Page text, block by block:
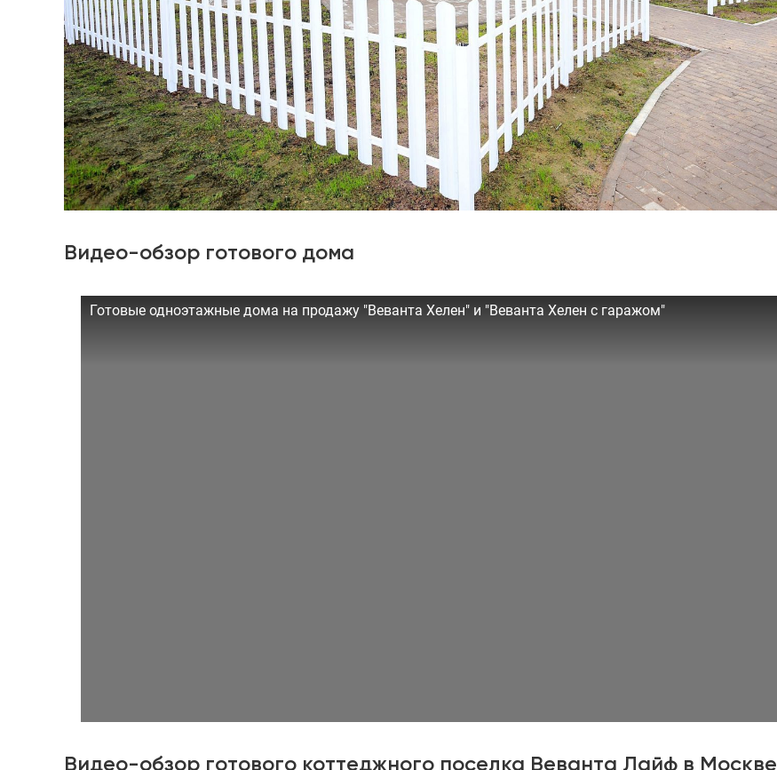
Видео-обзор готового дома
Готовые одноэтажные дома на продажу "Веванта Хелен" и "Веванта Хелен с гаражом"
Видео-обзор готового коттеджного поселка Веванта Лайф в Москве